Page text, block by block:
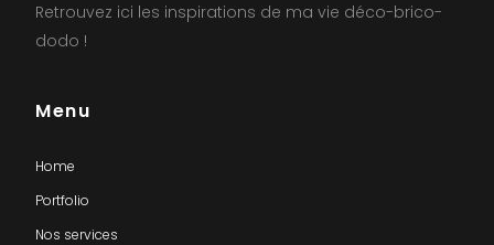
Retrouvez ici les inspirations de ma vie déco-brico-
dodo !
Menu
Home
Portfolio
Nos services